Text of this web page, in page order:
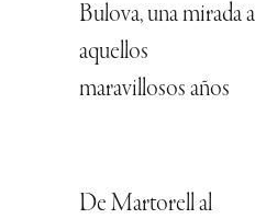
Bulova, una mirada a
aquellos
maravillosos años
De Martorell al